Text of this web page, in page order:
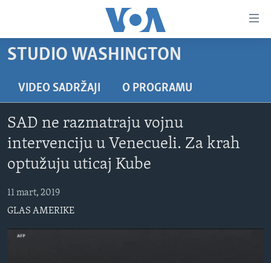
glavni
Pređi
na
glavnu
Idi
na
VIDEO
VIJESTI
SJEDINJENE AMERIČKE DRŽAVE
BOSNA I HERCEGOVINA
SVIJET
NAUKA I TEHNOLOGIJA
SPECIJALNI PROJEKTI
KORUPCIJA
SLOBODA MEDIJA
ŽENSKA STRANA
STUDIO WASHINGTON
VIDEO SADRŽAJI O PROGRAMU
SAD ne razmatraju vojnu
intervenciju u Venecueli. Za krah
optužuju uticaj Kube
11 mart, 2019
GLAS AMERIKE